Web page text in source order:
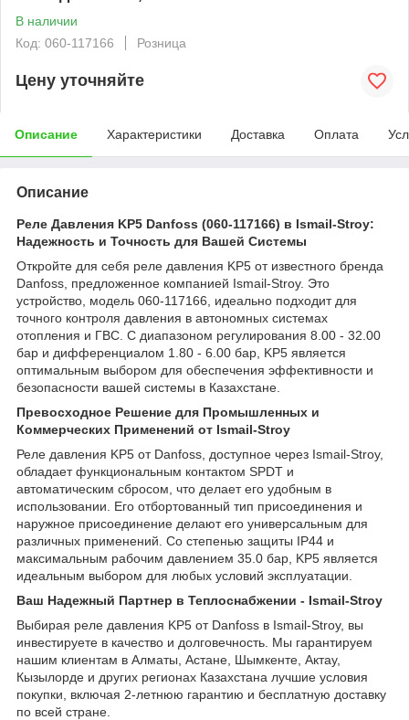
В наличии
Код: 060-117166
Розница
Цену уточняйте
Описание Характеристики Доставка Оплата
Описание
Реле Давления KP5 Danfoss (060-117166) в Ismail-Stroy:
Надежность и Точность для Вашей Системы
Откройте для себя реле давления KP5 от известного бренда
Danfoss, предложенное компанией Ismail-Stroy. Это
устройство, модель 060-117166, идеально подходит для
точного контроля давления в автономных системах
отопления и ГВС. С диапазоном регулирования 8.00 - 32.00
бар и дифференциалом 1.80 - 6.00 бар, KP5 является
оптимальным выбором для обеспечения эффективности и
безопасности вашей системы в Казахстане.
Превосходное Решение для Промышленных и
Коммерческих Применений от Ismail-Stroy
Реле давления KP5 от Danfoss, доступное через Ismail-Stroy,
обладает функциональным контактом SPDT и
автоматическим сбросом, что делает его удобным в
использовании. Его отбортованный тип присоединения и
наружное присоединение делают его универсальным для
различных применений. Со степенью защиты IP44 и
максимальным рабочим давлением 35.0 бар, KP5 является
идеальным выбором для любых условий эксплуатации.
Ваш Надежный Партнер в Теплоснабжении - Ismail-Stroy
Выбирая реле давления KP5 от Danfoss в Ismail-Stroy, вы
инвестируете в качество и долговечность. Мы гарантируем
нашим клиентам в Алматы, Астане, Шымкенте, Актау,
Кызылорде и других регионах Казахстана лучшие условия
покупки, включая 2-летнюю гарантию и бесплатную доставку
по всей стране.